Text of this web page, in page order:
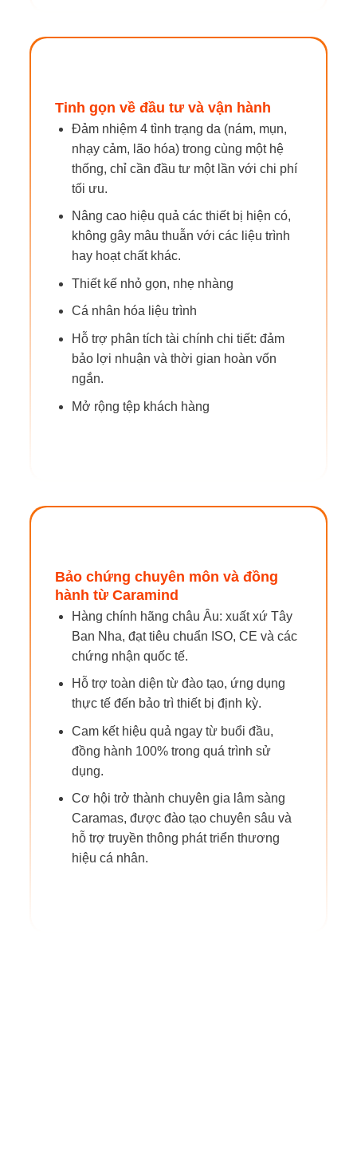
Tinh gọn về đầu tư và vận hành
Đảm nhiệm 4 tình trạng da (nám, mụn,
nhạy cảm, lão hóa) trong cùng một hệ
thống, chỉ cần đầu tư một lần với chi phí
tối ưu.
Nâng cao hiệu quả các thiết bị hiện có,
không gây mâu thuẫn với các liệu trình
hay hoạt chất khác.
Thiết kế nhỏ gọn, nhẹ nhàng
Cá nhân hóa liệu trình
Hỗ trợ phân tích tài chính chi tiết: đảm
bảo lợi nhuận và thời gian hoàn vốn
ngắn.
Mở rộng tệp khách hàng
Bảo chứng chuyên môn và đồng
hành từ Caramind
Hàng chính hãng châu Âu: xuất xứ Tây
Ban Nha, đạt tiêu chuẩn ISO, CE và các
chứng nhận quốc tế.
Hỗ trợ toàn diện từ đào tạo, ứng dụng
thực tế đến bảo trì thiết bị định kỳ.
Cam kết hiệu quả ngay từ buổi đầu,
đồng hành 100% trong quá trình sử
dụng.
Cơ hội trở thành chuyên gia lâm sàng
Caramas, được đào tạo chuyên sâu và
hỗ trợ truyền thông phát triển thương
hiệu cá nhân.